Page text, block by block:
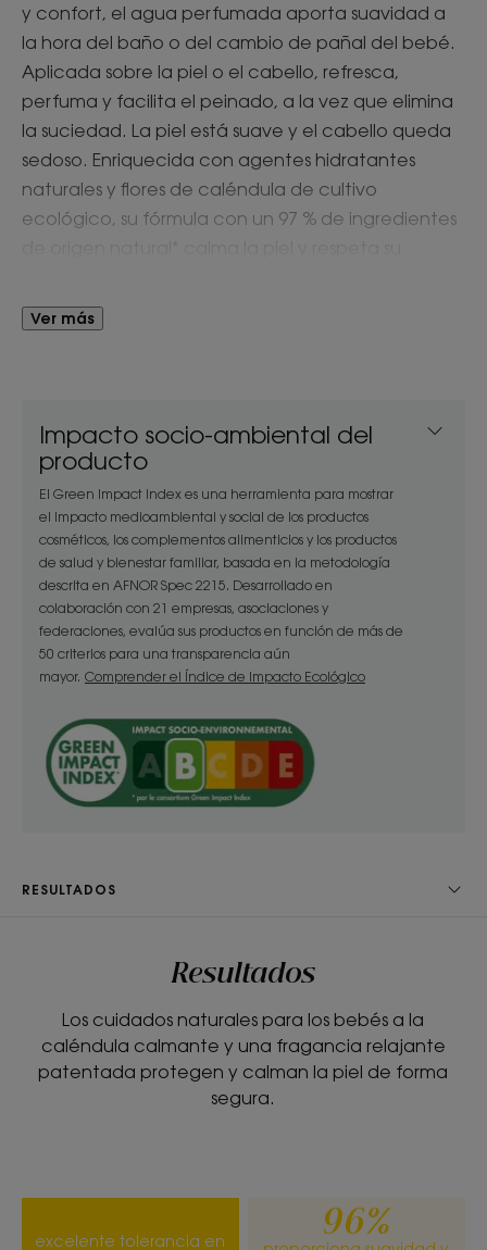
y confort, el agua perfumada aporta suavidad a
la hora del baño o del cambio de pañal del bebé.
Aplicada sobre la piel o el cabello, refresca,
perfuma y facilita el peinado, a la vez que elimina
la suciedad. La piel está suave y el cabello queda
sedoso. Enriquecida con agentes hidratantes
naturales y flores de caléndula de cultivo
ecológico, su fórmula con un 97 % de ingredientes
frasco pulverizador portátil, el agua perfumada
tiene una excelente tolerancia en bebés** y
Ventaja
Enriquecida con extracto de Caléndula para una
acción aún más suave, el Agua perfumada
calmante de Klorane proporciona a la piel del
bebé suavidad y confort***.
Beneficios
• Refresca : esta bruma ligera y perfumada es
ideal para refrescar al bebé durante los viajes o
• Desenreda : aplicada sobre el cabello fino,
favorece un desenredado delicado.
relajación y bienestar al bebé.
RECICLAJE
Textura fresca y ligera que refresca en cualquier
momento.
Ver más
Impacto socio-ambiental del
producto
El Green Impact Index es una herramienta para mostrar
el impacto medioambiental y social de los productos
cosméticos, los complementos alimenticios y los productos
de salud y bienestar familiar, basada en la metodología
descrita en AFNOR Spec 2215. Desarrollado en
colaboración con 21 empresas, asociaciones y
federaciones, evalúa sus productos en función de más de
50 criterios para una transparencia aún
mayor. Comprender el Índice de Impacto Ecológico
RESULTADOS
Resultados
Los cuidados naturales para los bebés a la
caléndula calmante y una fragancia relajante
patentada protegen y calman la piel de forma
segura.
excelente tolerancia en
96%